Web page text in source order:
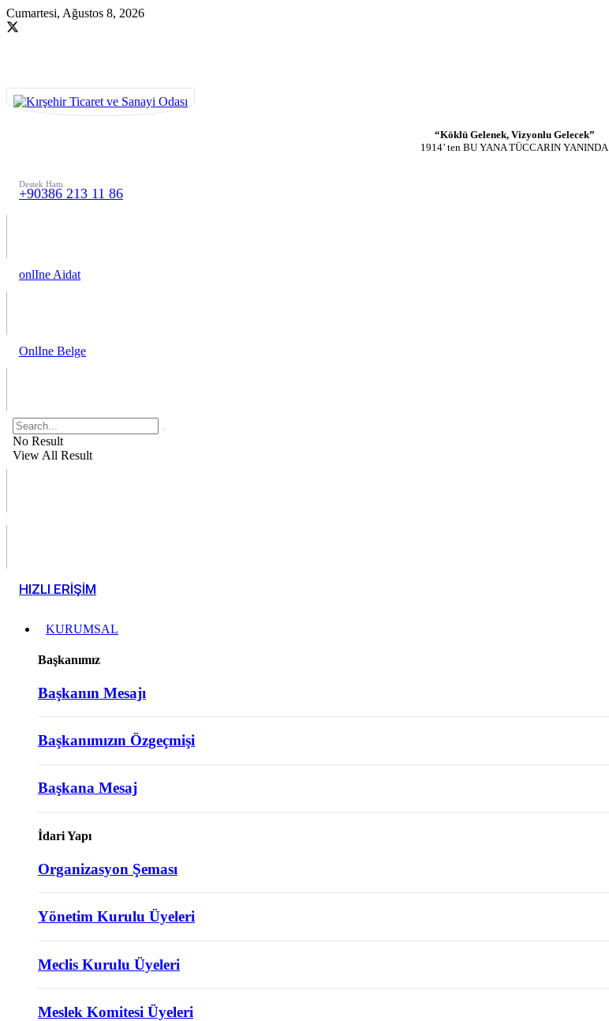
Cumartesi, Ağustos 8, 2026
“Köklü Gelenek, Vizyonlu Gelecek”
1914’ ten BU YANA TÜCCARIN YANINDA
Destek Hattı
+90386 213 11 86
onlIne Aidat
OnlIne Belge
No Result
View All Result
HIZLI ERİŞİM
KURUMSAL
Başkanımız
Başkanın Mesajı
Başkanımızın Özgeçmişi
Başkana Mesaj
İdari Yapı
Organizasyon Şeması
Yönetim Kurulu Üyeleri
Meclis Kurulu Üyeleri
Meslek Komitesi Üyeleri